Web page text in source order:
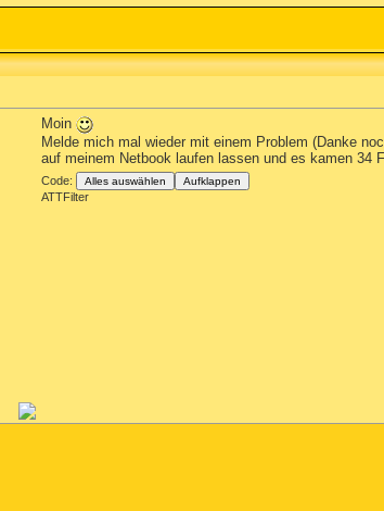
Moin
Melde mich mal wieder mit einem Problem (Danke
auf meinem Netbook laufen lassen und es kamen 34
Code: Alles auswählen Aufklappen
ATTFilter